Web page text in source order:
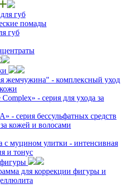
губ
помады
губ
жемчужина" - комплексный уход
Complex» - серия для ухода за
- серия бессульфатных средств
кожей и волосами
с муцином улитки - интенсивная
и тонус
для коррекции фигуры и